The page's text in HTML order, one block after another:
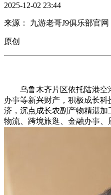
2025-12-02 23:44
来源： 九游老哥J9俱乐部官网
原创
乌鲁木齐片区依托陆港空港
办事等新兴财产，积极成长
济，沉点成长农副产物精湛
物流、跨境旅逛、金融办事